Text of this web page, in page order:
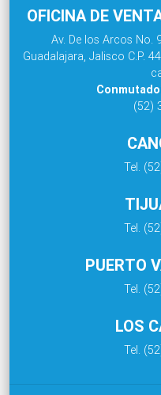
OFICINA DE
Av. De los Arcos No.
Guadalajara, Jalisco C.P.
(52)
Tel.
Tel.
PUERTO
Tel.
LOS
Tel.